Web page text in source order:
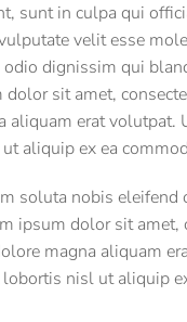
sunt in culpa qui
velit esse
odio dignissim qui
sit amet,
aliquam erat
aliquip ex ea
soluta nobis
ipsum dolor sit
magna aliquam
nisl ut aliquip